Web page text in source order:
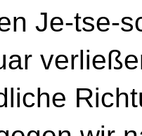
Je-tse-